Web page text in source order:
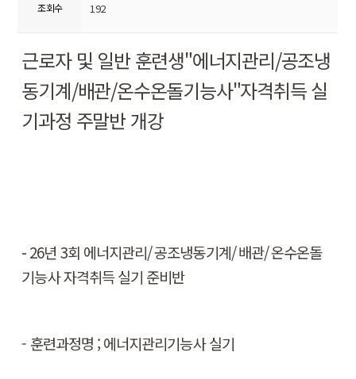
조회수 192
근로자 및 일반 훈련생"에너지관리/공조냉
동기계/배관/온수온돌기능사"자격취득 실
기과정 주말반 개강
-26년 3회 에너지관리/공조냉동기계/배관/온수온돌
기능사 자격취득 실기 준비반
- 훈련과정명 ; 에너지관리기능사 실기